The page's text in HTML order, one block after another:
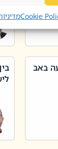
Cookie
באב